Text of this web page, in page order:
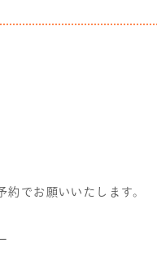
でお願いいたします。